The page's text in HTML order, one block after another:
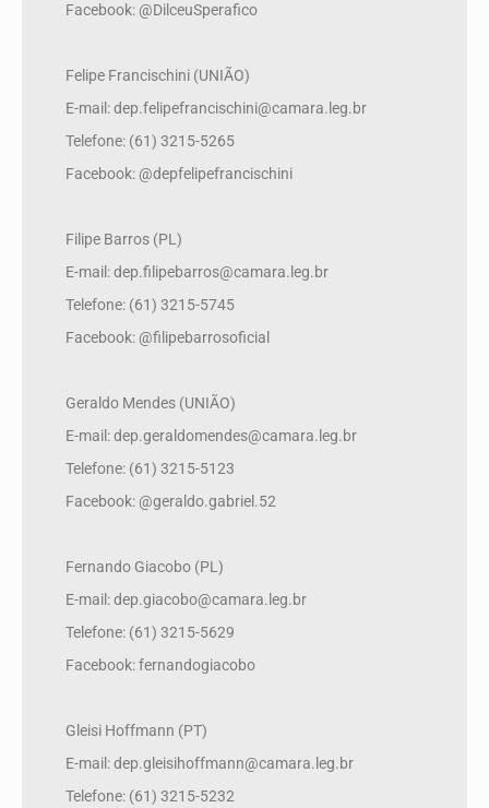
Facebook: @DilceuSperafico
Felipe Francischini (UNIÃO)
E-mail: dep.felipefrancischini@camara.leg.br
Telefone: (61) 3215-5265
Facebook: @depfelipefrancischini
Filipe Barros (PL)
E-mail: dep.filipebarros@camara.leg.br
Telefone: (61) 3215-5745
Facebook: @filipebarrosoficial
Geraldo Mendes (UNIÃO)
E-mail: dep.geraldomendes@camara.leg.br
Telefone: (61) 3215-5123
Facebook: @geraldo.gabriel.52
Fernando Giacobo (PL)
E-mail: dep.giacobo@camara.leg.br
Telefone: (61) 3215-5629
Facebook: fernandogiacobo
Gleisi Hoffmann (PT)
E-mail: dep.gleisihoffmann@camara.leg.br
Telefone: (61) 3215-5232